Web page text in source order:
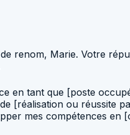
Marie. Votre
en tant que [poste
[réalisation ou réussite
mes compétences